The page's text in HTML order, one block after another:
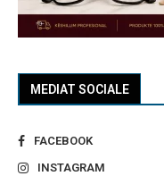
MEDIAT SOCIALE
FACEBOOK
INSTAGRAM